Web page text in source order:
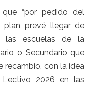
“por pedido del
plan prevé llegar de
las escuelas de la
o Secundario que
recambio, con la idea
2026 en las